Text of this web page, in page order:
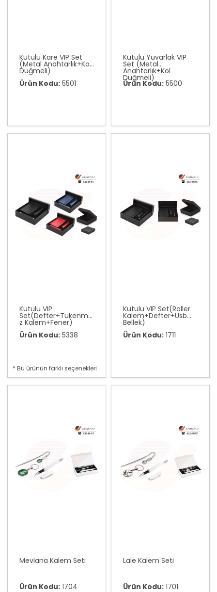
Kutulu Kare VIP Set
(Metal Anahtarlık+Kol
Düğmeli)
Ürün Kodu: 5501
Kutulu Yuvarlak VIP
Set (Metal
Anahtarlık+Kol
Düğmeli)
Ürün Kodu: 5500
Kutulu VIP
Set(Defter+Tükenme
z Kalem+Fener)
Ürün Kodu: 5338
* Bu ürünün farklı seçenekleri
Kutulu VIP Set(Roller
Kalem+Defter+Usb
Bellek)
Ürün Kodu: 1711
Mevlana Kalem Seti
Ürün Kodu: 1704
Lale Kalem Seti
Ürün Kodu: 1701